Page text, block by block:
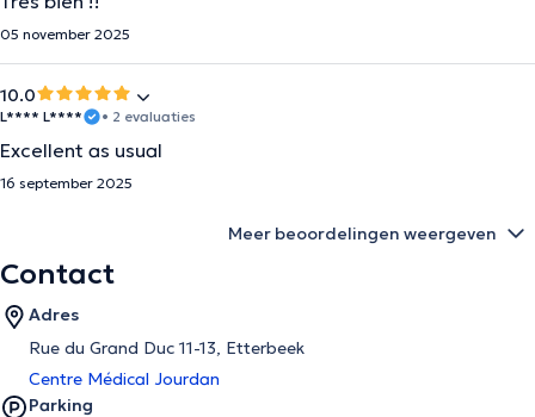
05 november 2025
10.0
L**** L**** • 2 evaluaties
Excellent as usual
16 september 2025
Meer beoordelingen weergeven
Contact
Adres
Rue du Grand Duc 11-13, Etterbeek
Centre Médical Jourdan
Parking